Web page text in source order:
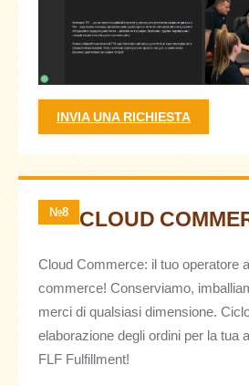
INVIA UNA RICHIESTA
№8 CLOUD
Cloud Commerce: il tuo operatore
commerce! Conserviamo,
merci di qualsiasi dimensione.
elaborazione degli ordini per la tua
FLF Fulfillment!